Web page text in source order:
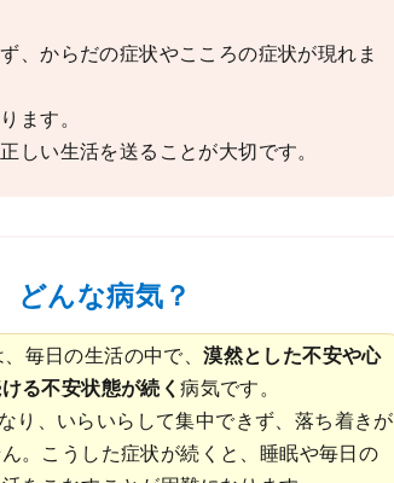
、からだの症状やこころの症状が現れま
ます。
しい生活を送ることが大切です。
どんな病気？
毎日の生活の中で、漠然とした不安や心
る不安状態が続く病気です。
り、いらいらして集中できず、落ち着きが
。こうした症状が続くと、睡眠や毎日の